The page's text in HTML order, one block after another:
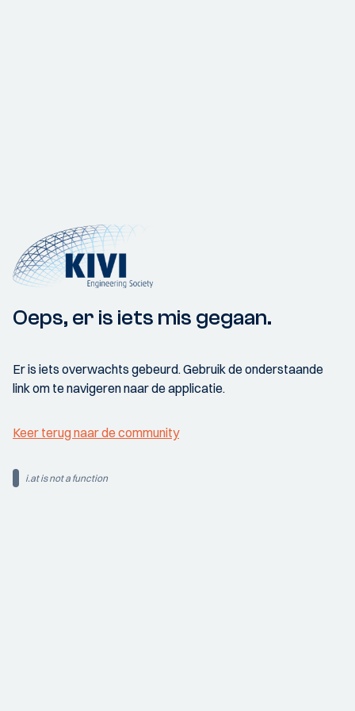
Oeps, er is iets mis gegaan.
Er is iets overwachts gebeurd. Gebruik de onderstaande
link om te navigeren naar de applicatie.
Keer terug naar de community
i.at is not a function